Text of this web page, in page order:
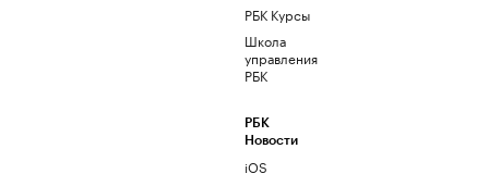
РБК Курсы
Школа
управления
РБК
РБК
Новости
iOS